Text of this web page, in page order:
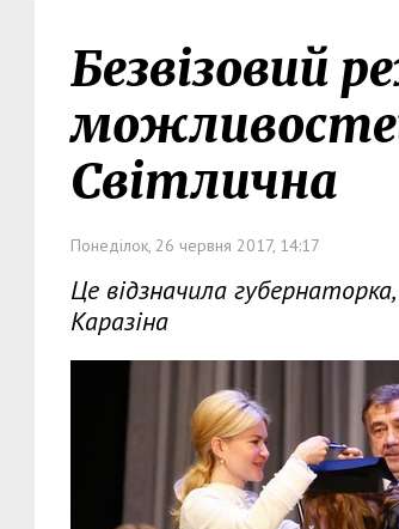
Безвізовий
Світлична
Понеділок, 26 червня 2017, 14:17
Це відзначила
Каразіна